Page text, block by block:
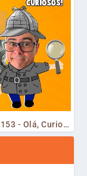
MEMÓRIAS DA COLEÇÃO VAGA-LUME - #153 - Olá, Curiosos! 2023